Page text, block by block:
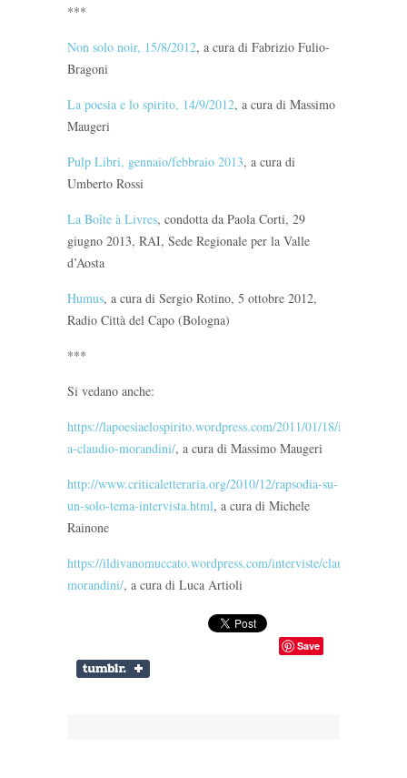
***
Non solo noir, 15/8/2012, a cura di Fabrizio Fulio-
Bragoni
La poesia e lo spirito, 14/9/2012, a cura di Massimo
Maugeri
Pulp Libri, gennaio/febbraio 2013, a cura di
Umberto Rossi
La Boîte à Livres, condotta da Paola Corti, 29
giugno 2013, RAI, Sede Regionale per la Valle
d’Aosta
Humus, a cura di Sergio Rotino, 5 ottobre 2012,
Radio Città del Capo (Bologna)
***
Si vedano anche:
https://lapoesiaelospirito.wordpress.com/2011/01/18/intervista-
a-claudio-morandini/, a cura di Massimo Maugeri
http://www.criticaletteraria.org/2010/12/rapsodia-su-
un-solo-tema-intervista.html, a cura di Michele
Rainone
https://ildivanomuccato.wordpress.com/interviste/claudio-
morandini/, a cura di Luca Artioli
Save